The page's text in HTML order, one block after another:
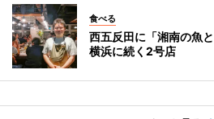
食べる
西五反田に「湘南の魚
横浜に続く2号店